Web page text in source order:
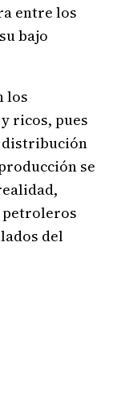
entre los
bajo
los
ricos, pues
distribución
se
petroleros
del